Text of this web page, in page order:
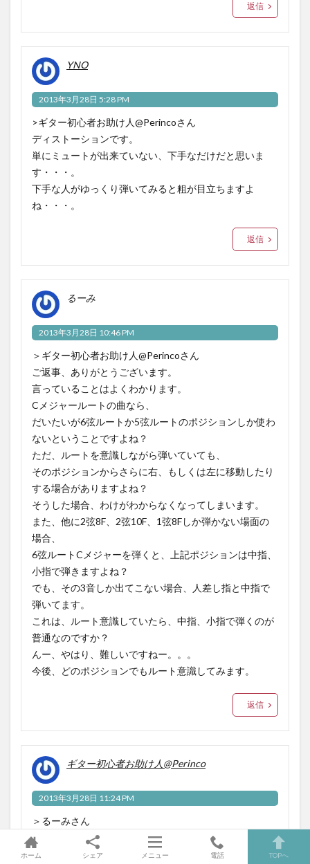
返信
YNO
2013年3月28日 5:28 PM
>ギター初心者お助け人@Perincoさん
ディストーションです。
単にミュートが出来ていない、下手なだけだと思いま
す・・・。
下手な人がゆっくり弾いてみると粗が目立ちますよ
ね・・・。
返信
るーみ
2013年3月28日 10:46 PM
＞ギター初心者お助け人@Perincoさん
ご返事、ありがとうございます。
言っていることはよくわかります。
Cメジャールートの曲なら、
だいたいが6弦ルートか5弦ルートのポジションしか使わ
ないということですよね？
ただ、ルートを意識しながら弾いていても、
そのポジションからさらに右、もしくは左に移動したり
する場合がありますよね？
そうした場合、わけがわからなくなってしまいます。
また、他に2弦8F、2弦10F、1弦8Fしか弾かない場面の
場合、
6弦ルートCメジャーを弾くと、上記ポジションは中指、
小指で弾きますよね？
でも、その3音しか出てこない場合、人差し指と中指で
弾いてます。
これは、ルート意識していたら、中指、小指で弾くのが
普通なのですか？
んー、やはり、難しいですねー。。。
今後、どのポジションでもルート意識してみます。
返信
ギター初心者お助け人@Perinco
2013年3月28日 11:24 PM
＞るーみさん
6弦Cメジャーを想定した話の場合、
おっしゃっている前者であれば、中指、小指で、後者で
ホーム シェア メニュー 電話 TOPへ